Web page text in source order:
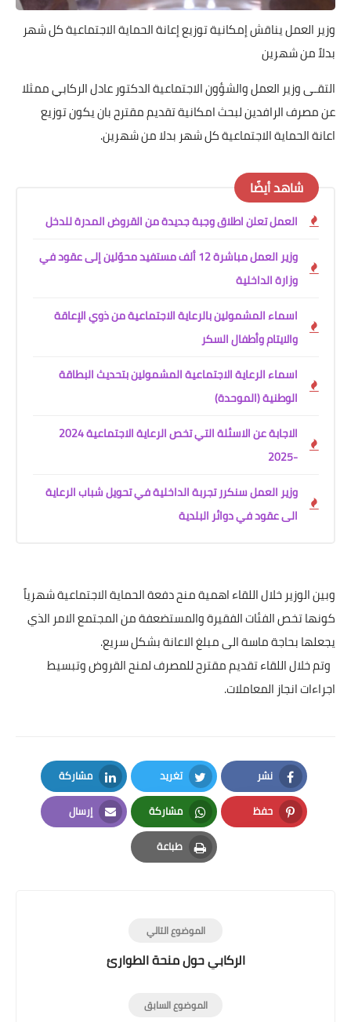
وزير العمل يناقش إمكانية توزيع إعانة الحماية الاجتماعية كل شهر
بدلاً من شهرين
التقـى وزير العمل والشؤون الاجتماعية الدكتور عادل الركابي ممثلا
عن مصرف الرافدين لبحث امكانية تقديم مقترح بان يكون توزيع
اعانة الحماية الاجتماعية كل شهر بدلا من شهرين.
شاهد أيضًا
العمل تعلن اطلاق وجبة جديدة من القروض المدرة للدخل
وزير العمل مباشرة 12 ألف مستفيد محوّلين إلى عقود في
وزارة الداخلية
اسماء المشمولين بالرعاية الاجتماعية من ذوي الإعاقة
والايتام وأطفال السكر
اسماء الرعاية الاجتماعية المشمولين بتحديث البطاقة
الوطنية (الموحدة)
الاجابة عن الاسئلة التي تخص الرعاية الاجتماعية 2024
-2025
وزير العمل سنكرر تجربة الداخلية في تحويل شباب الرعاية
الى عقود في دوائر البلدية
وبين الوزير خلال اللقاء اهمية منح دفعة الحماية الاجتماعية شهرياً
كونها تخص الفئات الفقيرة والمستضعفة من المجتمع الامر الذي
يجعلها بحاجة ماسة الى مبلغ الاعانة بشكل سريع.
وتم خلال اللقاء تقديم مقترح للمصرف لمنح القروض وتبسيط
اجراءات انجاز المعاملات.
نشر
Facebook
تغريد
Twitter
مشاركة
LinkedIn
حفظ
Pinterest
مشاركة
Whatsapp
إرسال
Email
طباعة
Print
الموضوع التالي
الركابي حول منحة الطوارئ
الموضوع السابق